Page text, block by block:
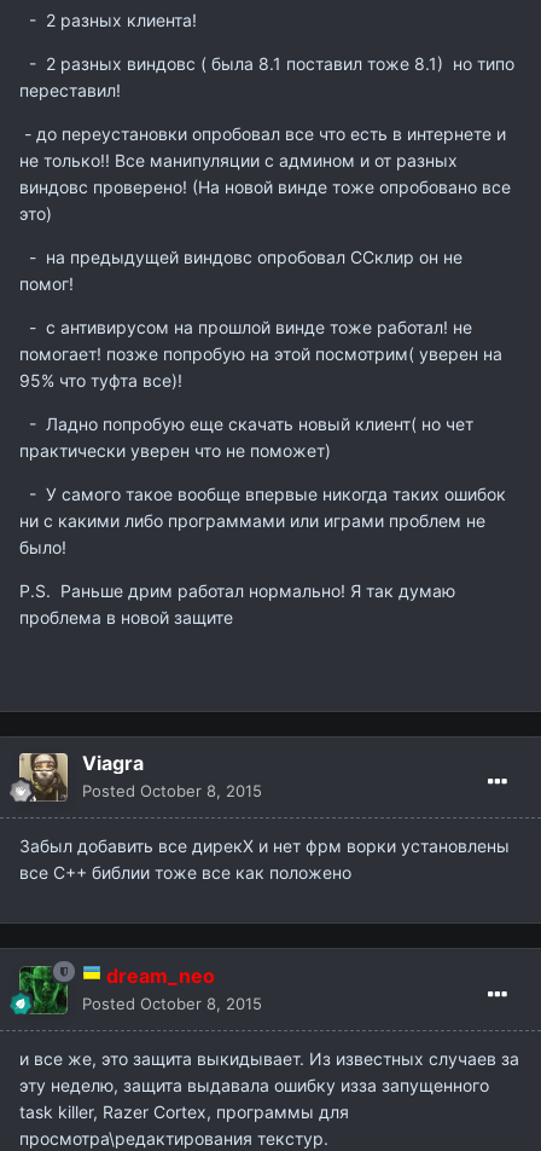
- 2 разных клиента!
- 2 разных виндовс ( была 8.1 поставил тоже 8.1) но типо
переставил!
- до переустановки опробовал все что есть в интернете и
не только!! Все манипуляции с админом и от разных
виндовс проверено! (На новой винде тоже опробовано все
это)
- на предыдущей виндовс опробовал ССклир он не
помог!
- с антивирусом на прошлой винде тоже работал! не
помогает! позже попробую на этой посмотрим( уверен на
95% что туфта все)!
- Ладно попробую еще скачать новый клиент( но чет
практически уверен что не поможет)
- У самого такое вообще впервые никогда таких ошибок
ни с какими либо программами или играми проблем не
было!
P.S. Раньше дрим работал нормально! Я так думаю
проблема в новой защите
Viagra
Posted October 8, 2015
Забыл добавить все дирекХ и нет фрм ворки установлены
все С++ библии тоже все как положено
dream_neo
Posted October 8, 2015
и все же, это защита выкидывает. Из известных случаев за
эту неделю, защита выдавала ошибку изза запущенного
task killer, Razer Cortex, программы для
просмотра\редактирования текстур.